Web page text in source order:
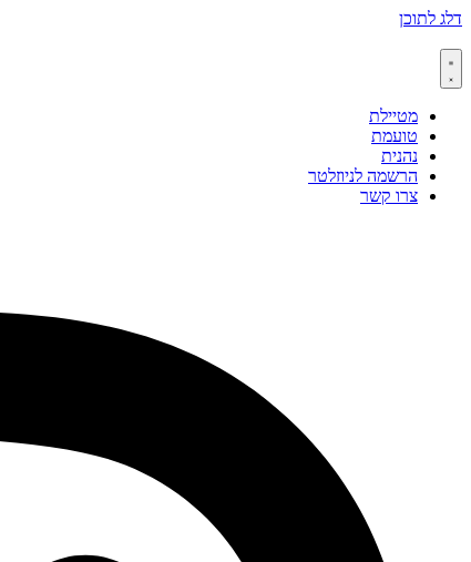
דלג לתוכן
מטיילת
טועמת
נהנית
הרשמה לניוזלטר
צרו קשר